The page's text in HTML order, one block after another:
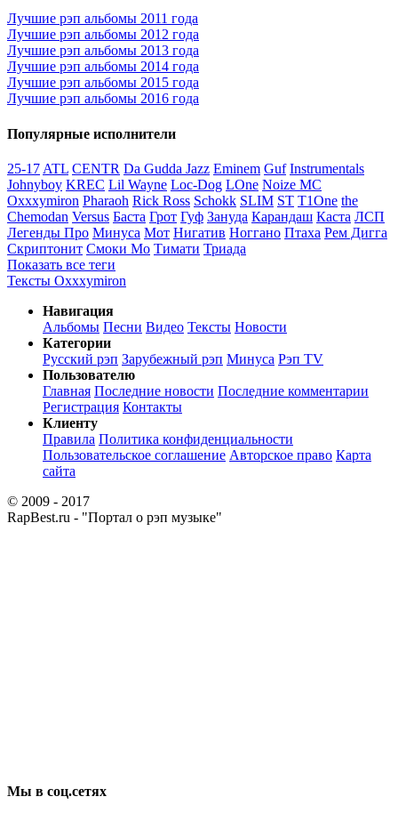
Лучшие рэп альбомы 2011 года
Лучшие рэп альбомы 2012 года
Лучшие рэп альбомы 2013 года
Лучшие рэп альбомы 2014 года
Лучшие рэп альбомы 2015 года
Лучшие рэп альбомы 2016 года
Популярные исполнители
25-17 ATL CENTR Da Gudda Jazz Eminem Guf Instrumentals
Johnyboy KREC Lil Wayne Loc-Dog LOne Noize MC
Oxxxymiron Pharaoh Rick Ross Schokk SLIM ST T1One the
Chemodan Versus Баста Грот Гуф Зануда Карандаш Каста ЛСП
Легенды Про Минуса Мот Нигатив Ноггано Птаха Рем Дигга
Скриптонит Смоки Мо Тимати Триада
Показать все теги
Тексты Oxxxymiron
Навигация
Альбомы Песни Видео Тексты Новости
Категории
Русский рэп Зарубежный рэп Минуса Рэп TV
Пользователю
Главная Последние новости Последние комментарии
Регистрация Контакты
Клиенту
Правила Политика конфиденциальности
Пользовательское соглашение Авторское право Карта
сайта
© 2009 - 2017
RapBest.ru - "Портал о рэп музыке"
Мы в соц.сетях